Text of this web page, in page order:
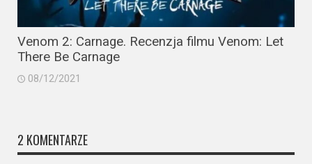
Venom 2: Carnage. Recenzja filmu Venom: Let
There Be Carnage
08/12/2021
2 KOMENTARZE